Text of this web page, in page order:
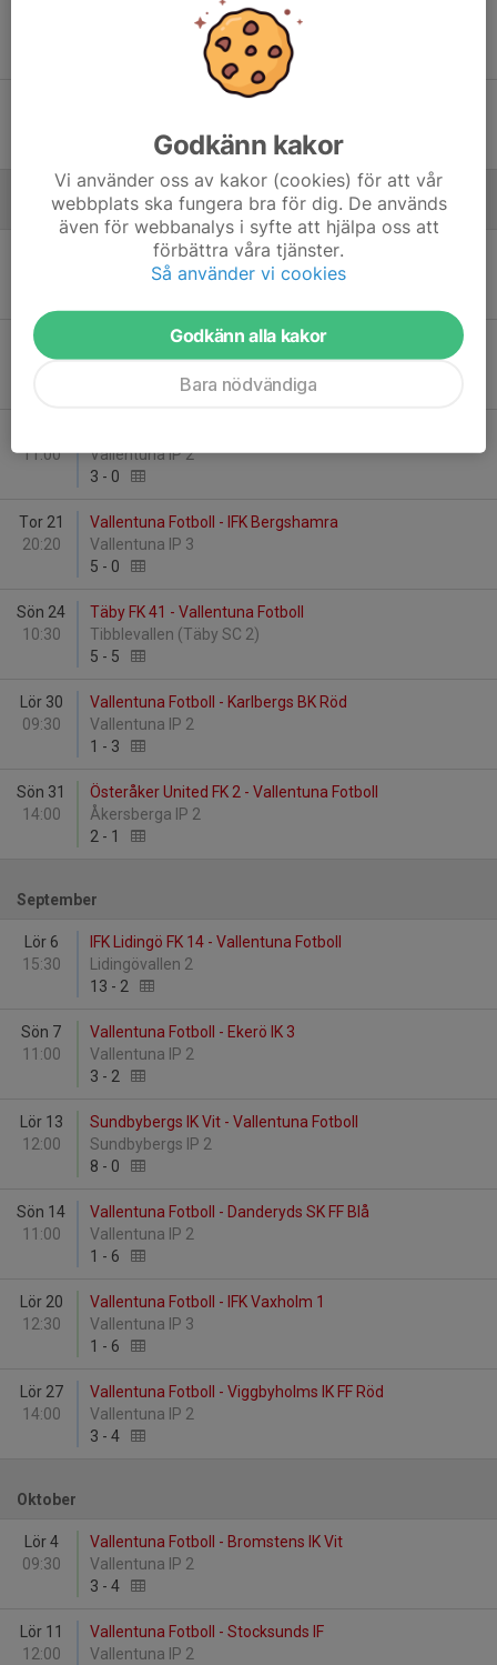
Vallentuna Fotboll - Täby FK 42
IFK Bergshamra - Vallentuna Fotboll
Augusti
Täby FK 42 - Vallentuna Fotboll
Skarpäng 1
Lör 16
11:30
Vallentuna Fotboll - Sollentuna FK Nord 2
Vallentuna IP 2
11:00
Vallentuna IP 2
3 - 0
Tor 21
20:20
Vallentuna Fotboll - IFK Bergshamra
Vallentuna IP 3
5 - 0
Sön 24
10:30
Täby FK 41 - Vallentuna Fotboll
Tibblevallen (Täby SC 2)
5 - 5
Lör 30
09:30
Vallentuna Fotboll - Karlbergs BK Röd
Vallentuna IP 2
1 - 3
Sön 31
14:00
Österåker United FK 2 - Vallentuna Fotboll
Åkersberga IP 2
2 - 1
September
Lör 6
15:30
IFK Lidingö FK 14 - Vallentuna Fotboll
Lidingövallen 2
13 - 2
Sön 7
11:00
Vallentuna Fotboll - Ekerö IK 3
Vallentuna IP 2
3 - 2
Lör 13
12:00
Sundbybergs IK Vit - Vallentuna Fotboll
Sundbybergs IP 2
8 - 0
Sön 14
11:00
Vallentuna Fotboll - Danderyds SK FF Blå
Vallentuna IP 2
1 - 6
Lör 20
12:30
Vallentuna Fotboll - IFK Vaxholm 1
Vallentuna IP 3
1 - 6
Lör 27
14:00
Vallentuna Fotboll - Viggbyholms IK FF Röd
Vallentuna IP 2
3 - 4
Oktober
Lör 4
09:30
Vallentuna Fotboll - Bromstens IK Vit
Vallentuna IP 2
3 - 4
Lör 11
12:00
Vallentuna Fotboll - Stocksunds IF
Vallentuna IP 2
Godkänn kakor
Vi använder oss av kakor (cookies) för att vår
webbplats ska fungera bra för dig. De används
även för webbanalys i syfte att hjälpa oss att
förbättra våra tjänster.
Så använder vi cookies
Godkänn alla kakor
Bara nödvändiga